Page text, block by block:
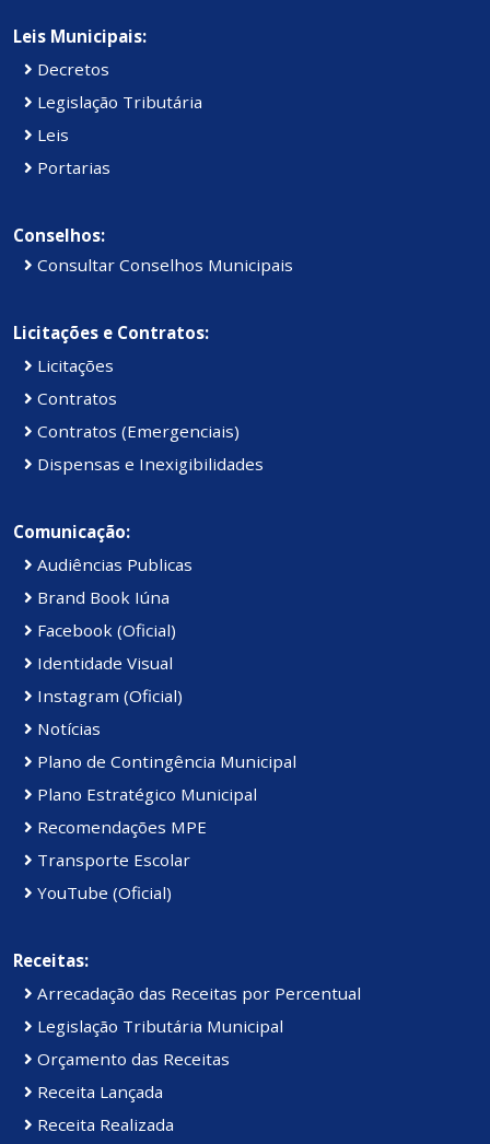
Leis Municipais:
Decretos
Legislação Tributária
Leis
Portarias
Conselhos:
Consultar Conselhos Municipais
Licitações e Contratos:
Licitações
Contratos
Contratos (Emergenciais)
Dispensas e Inexigibilidades
Comunicação:
Audiências Publicas
Brand Book Iúna
Facebook (Oficial)
Identidade Visual
Instagram (Oficial)
Notícias
Plano de Contingência Municipal
Plano Estratégico Municipal
Recomendações MPE
Transporte Escolar
YouTube (Oficial)
Receitas:
Arrecadação das Receitas por Percentual
Legislação Tributária Municipal
Orçamento das Receitas
Receita Lançada
Receita Realizada